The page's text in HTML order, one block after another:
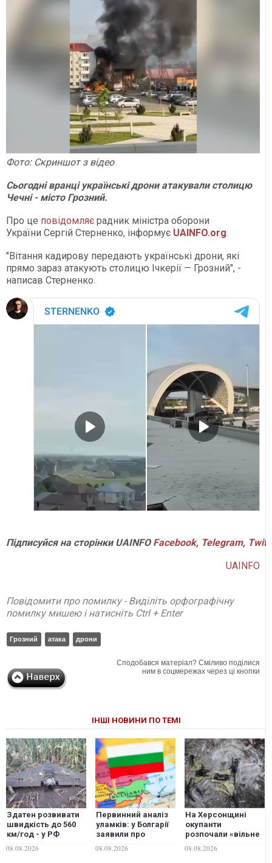
Фото: Скриншот з відео
Сьогодні вранці українські дрони атакували столицю
Чечні - місто Грозний.
Про це повідомляє радник міністра оборони
України Сергій Стерненко, інформує UAINFO.org.
"Вітання кадирову передають українські дрони, які
прямо зараз атакують столицю Ічкерії — Грозний", -
написав Стерненко.
ПідписуйсянасторінкиUAINFO Facebook, Telegram,
UAINFO
Повідомити про помилку - Виділіть орфографічну
помилку мишею і натисніть Ctrl + Enter
Грозний атака дрони
Сподобався матеріал? Сміливо поділися
ним в соцмережах через ці кнопки
ІНШІ НОВИНИ ПО ТЕМІ
Здатен розвивати
швидкість до 560
км/год - у РФ
зенітним дроном
08.08.2026
Первинний аналіз
уламків: у Болгарії
заявили про
українського
08.08.2026
На Херсонщині
окупанти
розпочали «вільне
автотранспорт за
08.08.2026